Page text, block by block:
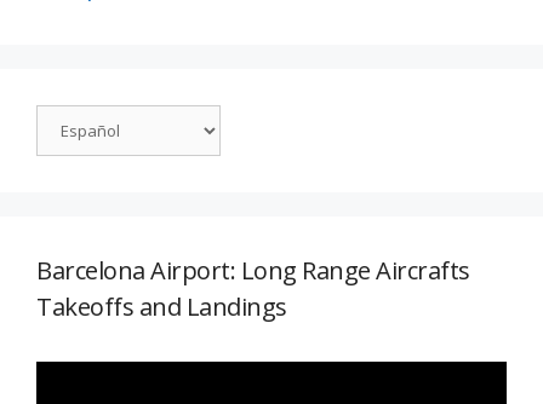
Barcelona Airport: Long Range Aircrafts
Takeoffs and Landings